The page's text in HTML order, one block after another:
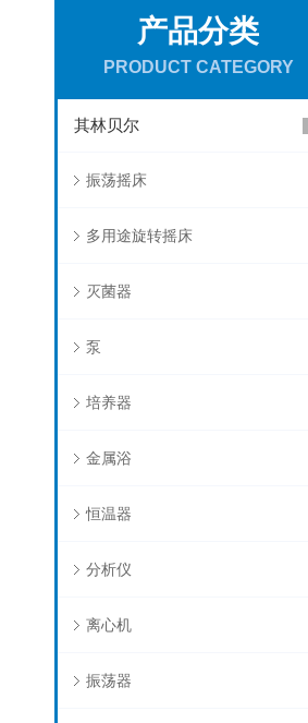
产品分类
PRODUCT CATEGORY
其林贝尔
振荡摇床
多用途旋转摇床
灭菌器
泵
培养器
金属浴
恒温器
分析仪
离心机
振荡器